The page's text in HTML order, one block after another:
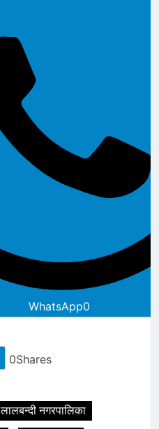
WhatsApp0
0Shares
लालबन्दी नगरपालिका